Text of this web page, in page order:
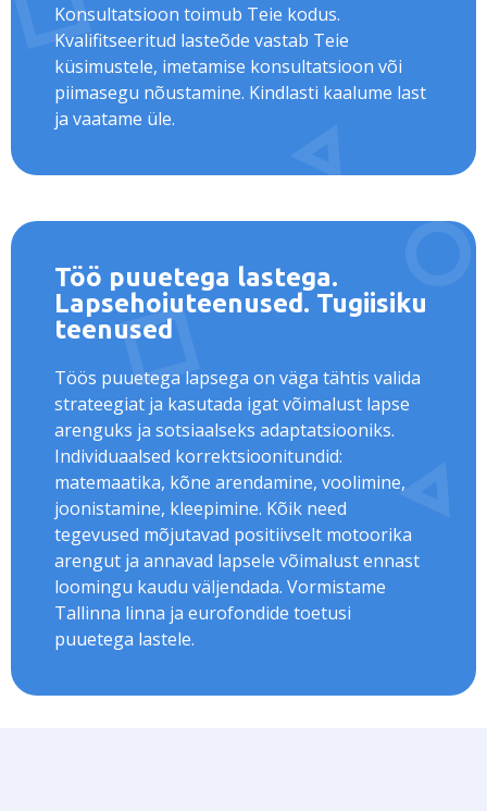
Konsultatsioon toimub Teie kodus.
Kvalifitseeritud lasteõde vastab Teie
küsimustele, imetamise konsultatsioon või
piimasegu nõustamine. Kindlasti kaalume last
ja vaatame üle.
Töö puuetega lastega.
Lapsehoiuteenused. Tugiisiku
teenused
Töös puuetega lapsega on väga tähtis valida
strateegiat ja kasutada igat võimalust lapse
arenguks ja sotsiaalseks adaptatsiooniks.
Individuaalsed korrektsioonitundid:
matemaatika, kõne arendamine, voolimine,
joonistamine, kleepimine. Kõik need
tegevused mõjutavad positiivselt motoorika
arengut ja annavad lapsele võimalust ennast
loomingu kaudu väljendada. Vormistame
Tallinna linna ja eurofondide toetusi
puuetega lastele.